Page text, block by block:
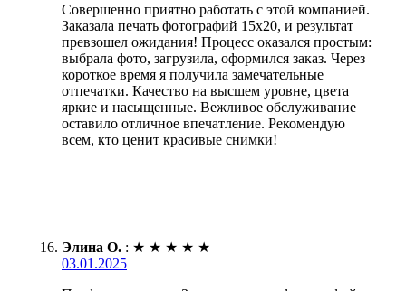
Совершенно приятно работать с этой компанией.
Заказала печать фотографий 15х20, и результат
превзошел ожидания! Процесс оказался простым:
выбрала фото, загрузила, оформился заказ. Через
короткое время я получила замечательные
отпечатки. Качество на высшем уровне, цвета
яркие и насыщенные. Вежливое обслуживание
оставило отличное впечатление. Рекомендую
всем, кто ценит красивые снимки!
Элина О. : ★ ★ ★ ★ ★
03.01.2025